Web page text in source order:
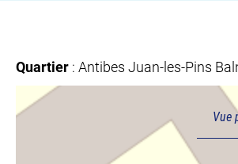
Quartier : Antibes Juan-les-Pins